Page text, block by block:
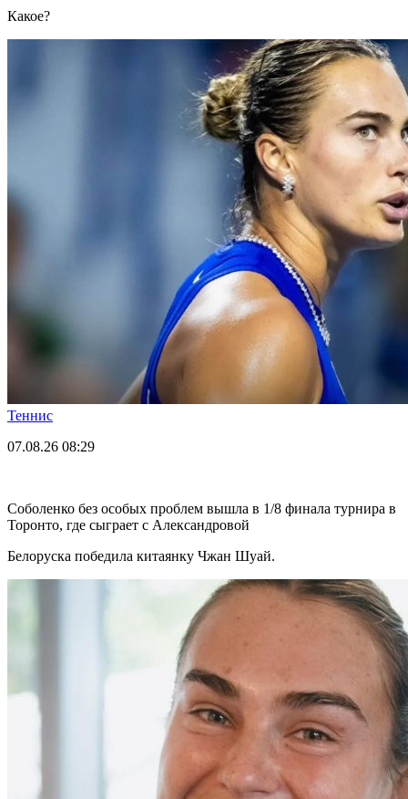
Какое?
Теннис
07.08.26 08:29
Соболенко без особых проблем вышла в 1/8 финала турнира в
Торонто, где сыграет с Александровой
Белоруска победила китаянку Чжан Шуай.